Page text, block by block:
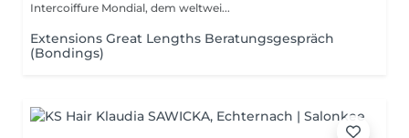
Intercoiffure Mondial, dem weltwei...
Extensions Great Lengths Beratungsgespräch
(Bondings)